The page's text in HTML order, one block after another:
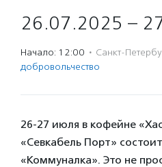
26.07.2025 –
Начало: 12:00 · Санкт-
доброволь­чест­во
26-27 июля в кофейне
«Севкабель Порт»
«Коммуналка». Это не